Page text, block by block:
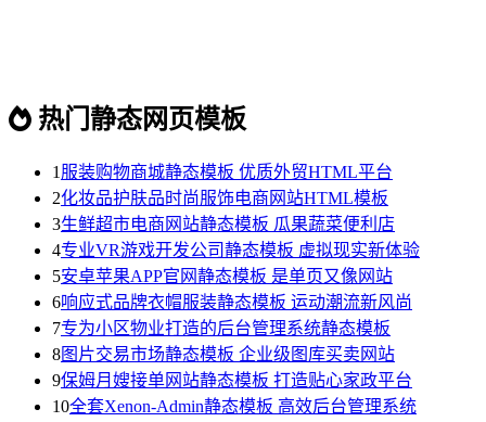
热门静态网页模板
1 服装购物商城静态模板 优质外贸HTML平台
2化妆品护肤品时尚服饰电商网站HTML模板
3生鲜超市电商网站静态模板 瓜果蔬菜便利店
4专业VR游戏开发公司静态模板 虚拟现实新体验
5安卓苹果APP官网静态模板 是单页又像网站
6响应式品牌衣帽服装静态模板 运动潮流新风尚
7专为小区物业打造的后台管理系统静态模板
8图片交易市场静态模板 企业级图库买卖网站
9保姆月嫂接单网站静态模板 打造贴心家政平台
10全套Xenon-Admin静态模板 高效后台管理系统